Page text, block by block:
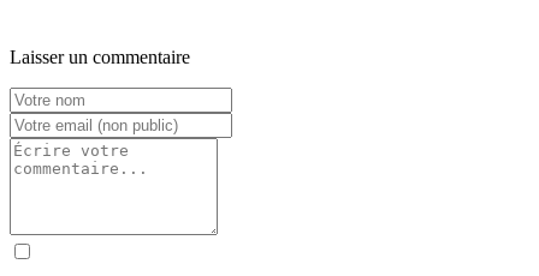
Laisser un commentaire